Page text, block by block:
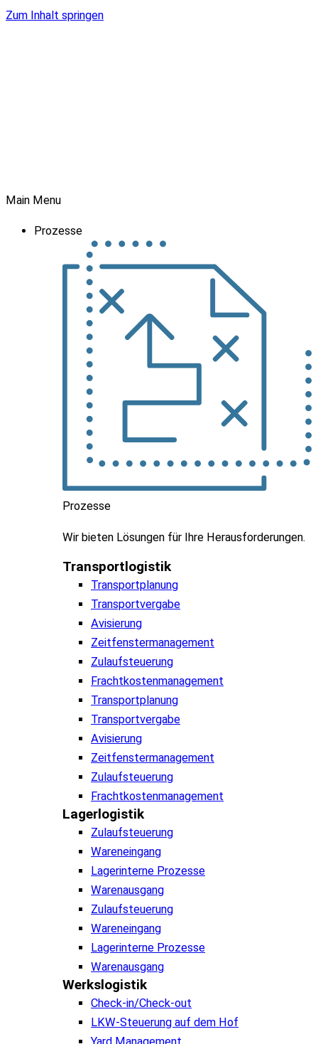
Zum Inhalt springen
Main Menu
Prozesse
Prozesse
Wir bieten Lösungen für Ihre Herausforderungen.
Transportlogistik
Transportplanung
Transportvergabe
Avisierung
Zeitfenstermanagement
Zulaufsteuerung
Frachtkostenmanagement
Transportplanung
Transportvergabe
Avisierung
Zeitfenstermanagement
Zulaufsteuerung
Frachtkostenmanagement
Lagerlogistik
Zulaufsteuerung
Wareneingang
Lagerinterne Prozesse
Warenausgang
Zulaufsteuerung
Wareneingang
Lagerinterne Prozesse
Warenausgang
Werkslogistik
Check-in/Check-out
LKW-Steuerung auf dem Hof